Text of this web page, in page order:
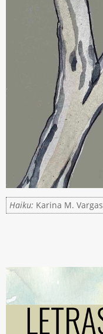
Haiku: Karina M. Vargas